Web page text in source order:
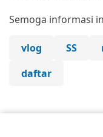
Semoga informasi
vlog SS
daftar